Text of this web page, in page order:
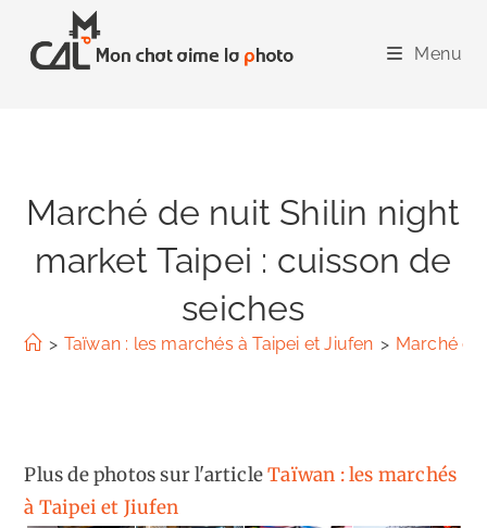
content
Menu
Marché de nuit Shilin night
market Taipei : cuisson de
seiches
> Taïwan : les marchés à Taipei et Jiufen > Marché
Plus de photos sur l'articleTaïwan : les marchés
à Taipei et Jiufen